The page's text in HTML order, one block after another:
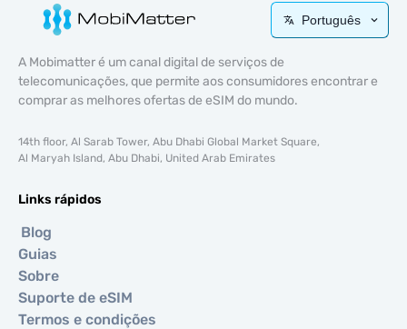
Português
A Mobimatter é um canal digital de serviços de
telecomunicações, que permite aos consumidores encontrar e
comprar as melhores ofertas de eSIM do mundo.
14th floor, Al Sarab Tower, Abu Dhabi Global Market Square,
Al Maryah Island, Abu Dhabi, United Arab Emirates
Links rápidos
Blog
Guias
Sobre
Suporte de eSIM
Termos e condições